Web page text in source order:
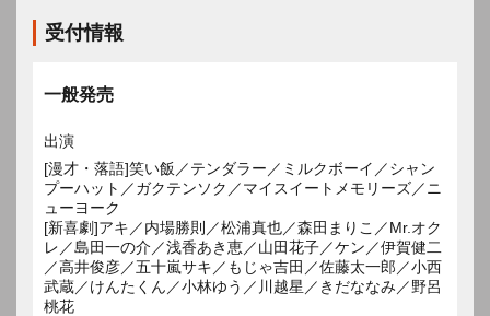
受付情報
一般発売
出演
[漫才・落語]笑い飯／テンダラー／ミルクボーイ／シャン
プーハット／ガクテンソク／マイスイートメモリーズ／ニ
ューヨーク
[新喜劇]アキ／内場勝則／松浦真也／森田まりこ／Mr.オク
レ／島田一の介／浅香あき恵／山田花子／ケン／伊賀健二
／高井俊彦／五十嵐サキ／もじゃ吉田／佐藤太一郎／小西
武蔵／けんたくん／小林ゆう／川越星／きだななみ／野呂
桃花